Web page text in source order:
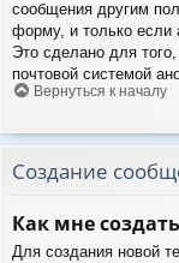
сообщения другим
форму, и только если
Это сделано для
почтовой системой
Вернуться к началу
Создание
Как мне
Для создания новой